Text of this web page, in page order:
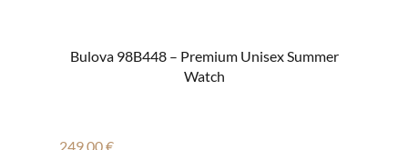
Bulova 98B448 – Premium Unisex Summer
Watch
Regulärer Preis:
249,00 €